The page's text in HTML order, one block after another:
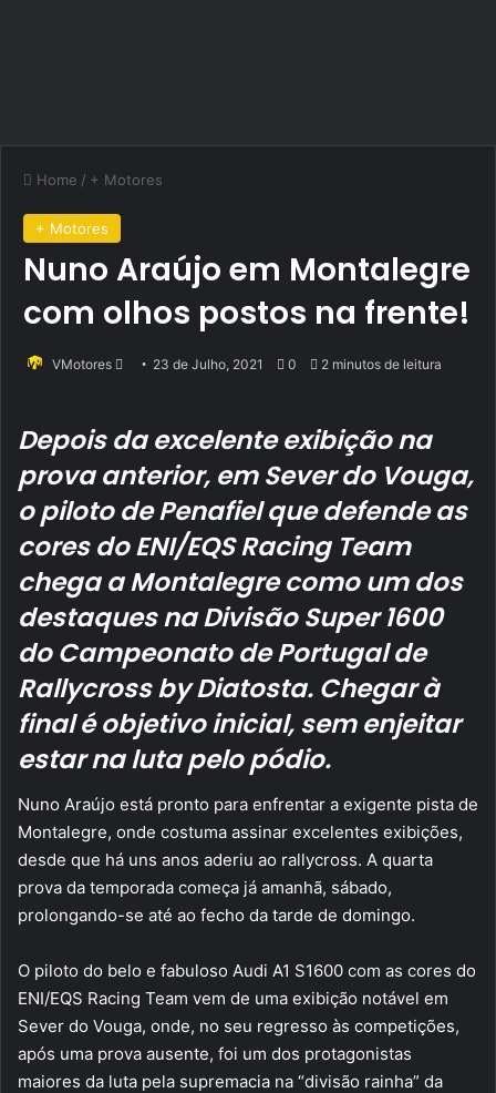
Home / + Motores
+ Motores
Nuno Araújo em Montalegre
com olhos postos na frente!
VMotores
Send 23 de Julho, 2021 0 2 minutos de leitura
Depois da excelente exibição na
prova anterior, em Sever do Vouga,
o piloto de Penafiel que defende as
cores do ENI/EQS Racing Team
chega a Montalegre como um dos
destaques na Divisão Super 1600
do Campeonato de Portugal de
Rallycross by Diatosta. Chegar à
final é objetivo inicial, sem enjeitar
estar na luta pelo pódio.
Nuno Araújo está pronto para enfrentar a exigente pista de
Montalegre, onde costuma assinar excelentes exibições,
desde que há uns anos aderiu ao rallycross. A quarta
prova da temporada começa já amanhã, sábado,
prolongando-se até ao fecho da tarde de domingo.
O piloto do belo e fabuloso Audi A1 S1600 com as cores do
ENI/EQS Racing Team vem de uma exibição notável em
Sever do Vouga, onde, no seu regresso às competições,
após uma prova ausente, foi um dos protagonistas
maiores da luta pela supremacia na “divisão rainha” da